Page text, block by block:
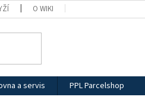
O WIKI
a servis
PPL Parcelshop